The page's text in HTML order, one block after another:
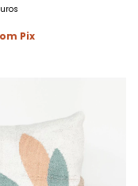
Pix